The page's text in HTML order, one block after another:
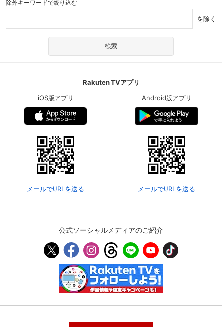
除外キーワードで絞り込む
を除く
Rakuten TVアプリ
iOS版アプリ
メールでURLを送る
Android版アプリ
メールでURLを送る
公式ソーシャルメディアのご紹介